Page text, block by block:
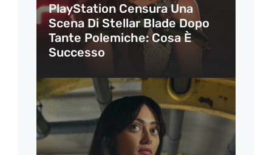
PlayStation Censura Una
Scena Di Stellar Blade Dopo
Tante Polemiche: Cosa È
Successo